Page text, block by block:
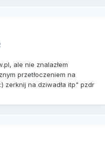
ale nie znalazłem
przetłoczeniem na
zerknij na dziwadła itp" pzdr